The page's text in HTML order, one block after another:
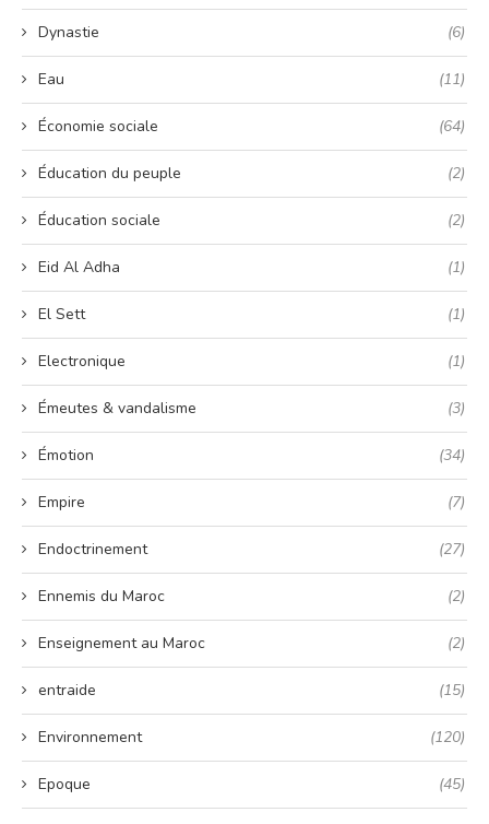
Dynastie (6)
Eau (11)
Économie sociale (64)
Éducation du peuple (2)
Éducation sociale (2)
Eid Al Adha (1)
El Sett (1)
Electronique (1)
Émeutes & vandalisme (3)
Émotion (34)
Empire (7)
Endoctrinement (27)
Ennemis du Maroc (2)
Enseignement au Maroc (2)
entraide (15)
Environnement (120)
Epoque (45)